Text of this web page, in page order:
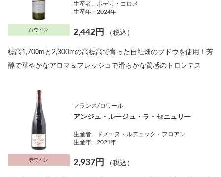
白ワイン
生産者:
ボデガ・コロメ
生産年:
2024年
2,442円 （税込）
標高1,700mと2,300mの高標高で育った自社畑のブドウを使用！芳
醇で華やかなアロマ＆フレッシュで滑らかな質感のトロンテス
赤ワイン
フランス/ロワール
アンジュ・ルージュ・ラ・セニュリー
生産者:
ドメーヌ・ルデュック・フロアン
生産年:
2021年
2,937円 （税込）